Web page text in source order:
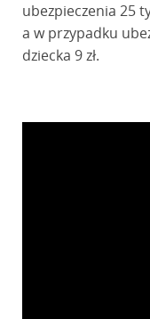
ubezpieczenia 25
a w przypadku
dziecka 9 zł.